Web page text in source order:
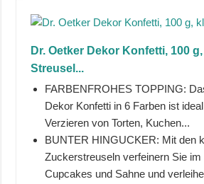
Dr. Oetker Dekor Konfetti, 100
Streusel...
FARBENFROHES TOPPING:
Dekor Konfetti in 6 Farben ist
Verzieren von Torten, Kuchen...
BUNTER HINGUCKER: Mit den
Zuckerstreuseln verfeinern Sie im
Cupcakes und Sahne und